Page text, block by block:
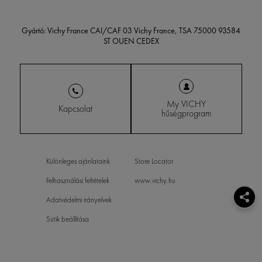
Gyártó: Vichy France CAI/CAF 03 Vichy France, TSA 75000 93584
ST OUEN CEDEX
Kapcsolat My VICHY
hűségprogram
Különleges ajánlataink
Felhasználási feltételek
Adatvédelmi irányelvek
Sütik beállítása
Store Locator
www.vichy.hu